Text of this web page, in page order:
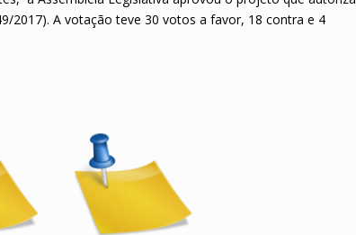
2017). A votação teve 30 votos a favor, 18 contra e 4